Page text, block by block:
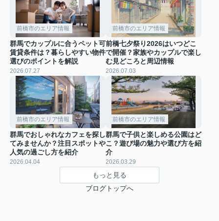
前橋市のエリア情報
群馬でカップルに合うペット可
賃貸条件は？暮らしやすい物件
選びのポイントを解説
2026.07.27
前橋市のエリア情報
前橋七夕祭り2026はいつどこ
で開催？家族やカップルで楽し
む見どころと周辺情報
2026.07.03
前橋市のエリア情報
群馬でおしゃれなカフェを探し
てみませんか？注目スポットや
人気の過ごし方を紹介
2026.04.04
前橋市のエリア情報
群馬で子供と楽しめる公園はど
こ？遊び場の魅力や選び方を紹
介
2026.03.29
もっと見る
ブログトップへ